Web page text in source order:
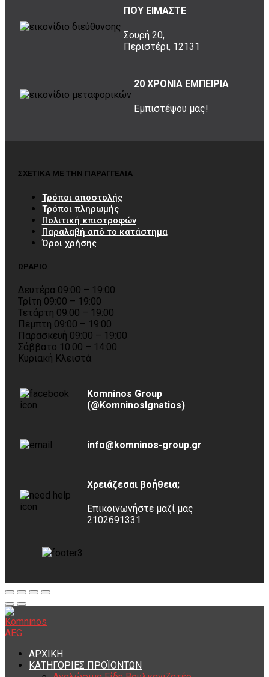
ΠΟΥ ΕΙΜΑΣΤΕ
Σουρή 20,
Περιστέρι, 12131
20 ΧΡΟΝΙΑ ΕΜΠΕΙΡΙΑ
Εμπιστέψου μας!
ΣΧΕΤΙΚΑ ΜΕ ΤΗΝ ΠΑΡΑΓΓΕΛΙΑ
Τρόποι αποστολής
Τρόποι πληρωμής
Πολιτική επιστροφών
Παραλαβή από το κατάστημα
Όροι χρήσης
ΩΡΑΡΙΟ
Δευτέρα 09:00 – 19:00
Τρίτη 09:00 – 19:00
Τετάρτη 09:00 – 19:00
Πέμπτη 09:00 – 19:00
Παρασκευή 09:00 – 19:00
Σάββατο 10:00 – 14:00
Κυριακή Κλειστά
Komninos Group
(@KomninosIgnatios)
info@komninos-group.gr
Χρειάζεσαι βοήθεια;
Επικοινωνήστε μαζί μας
2102691331
ΑΡΧΙΚΗ
ΚΑΤΗΓΟΡΙΕΣ ΠΡΟΪΟΝΤΩΝ